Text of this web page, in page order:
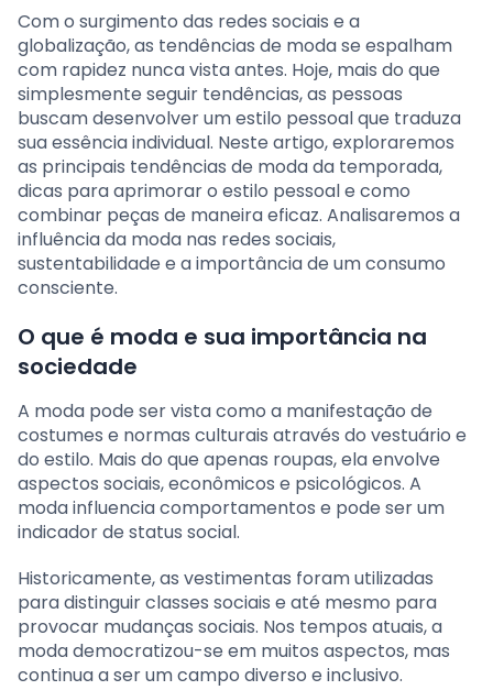
Com o surgimento das redes sociais e a
globalização, as tendências de moda se espalham
com rapidez nunca vista antes. Hoje, mais do que
simplesmente seguir tendências, as pessoas
buscam desenvolver um estilo pessoal que traduza
sua essência individual. Neste artigo, exploraremos
as principais tendências de moda da temporada,
dicas para aprimorar o estilo pessoal e como
combinar peças de maneira eficaz. Analisaremos a
influência da moda nas redes sociais,
sustentabilidade e a importância de um consumo
consciente.
O que é moda e sua importância na
sociedade
A moda pode ser vista como a manifestação de
costumes e normas culturais através do vestuário e
do estilo. Mais do que apenas roupas, ela envolve
aspectos sociais, econômicos e psicológicos. A
moda influencia comportamentos e pode ser um
indicador de status social.
Historicamente, as vestimentas foram utilizadas
para distinguir classes sociais e até mesmo para
provocar mudanças sociais. Nos tempos atuais, a
moda democratizou-se em muitos aspectos, mas
continua a ser um campo diverso e inclusivo.